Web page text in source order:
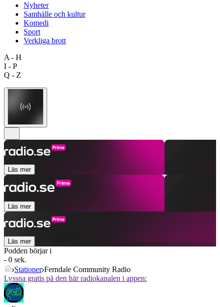
Nyheter
Samhälle och kultur
Komedi
Sport
Verkliga brott
A - H
I - P
Q - Z
Läs mer
Läs mer
Läs mer
Podden börjar i
- 0 sek.
Stationer Ferndale Community Radio
Lyssna gratis på den här radiokanalen i appen: